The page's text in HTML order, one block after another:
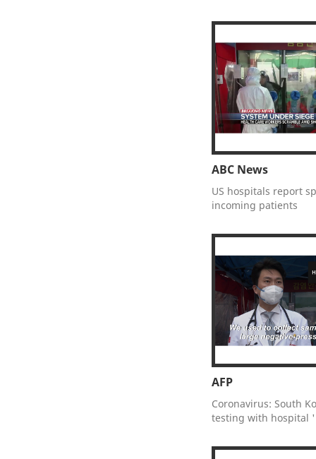
ABC News
US hospitals report
incoming patients
AFP
Coronavirus: South
testing with hospital